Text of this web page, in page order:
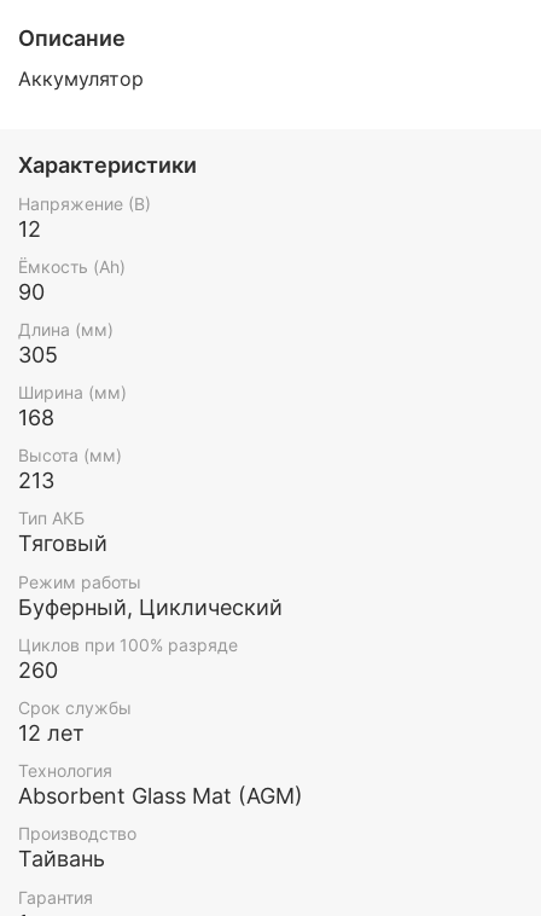
Описание
Аккумулятор
Характеристики
Напряжение (В)
12
Ёмкость (Ah)
90
Длина (мм)
305
Ширина (мм)
168
Высота (мм)
213
Тип АКБ
Тяговый
Режим работы
Буферный, Циклический
Циклов при 100% разряде
260
Срок службы
12 лет
Технология
Absorbent Glass Mat (AGM)
Производство
Тайвань
Гарантия